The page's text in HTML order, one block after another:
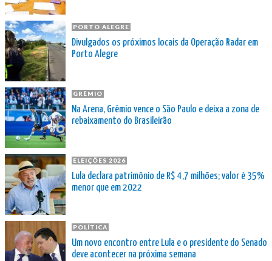
PORTO ALEGRE
Divulgados os próximos locais da Operação Radar em
Porto Alegre
GRÊMIO
Na Arena, Grêmio vence o São Paulo e deixa a zona de
rebaixamento do Brasileirão
ELEIÇÕES 2026
Lula declara patrimônio de R$ 4,7 milhões; valor é 35%
menor que em 2022
POLÍTICA
Um novo encontro entre Lula e o presidente do Senado
deve acontecer na próxima semana